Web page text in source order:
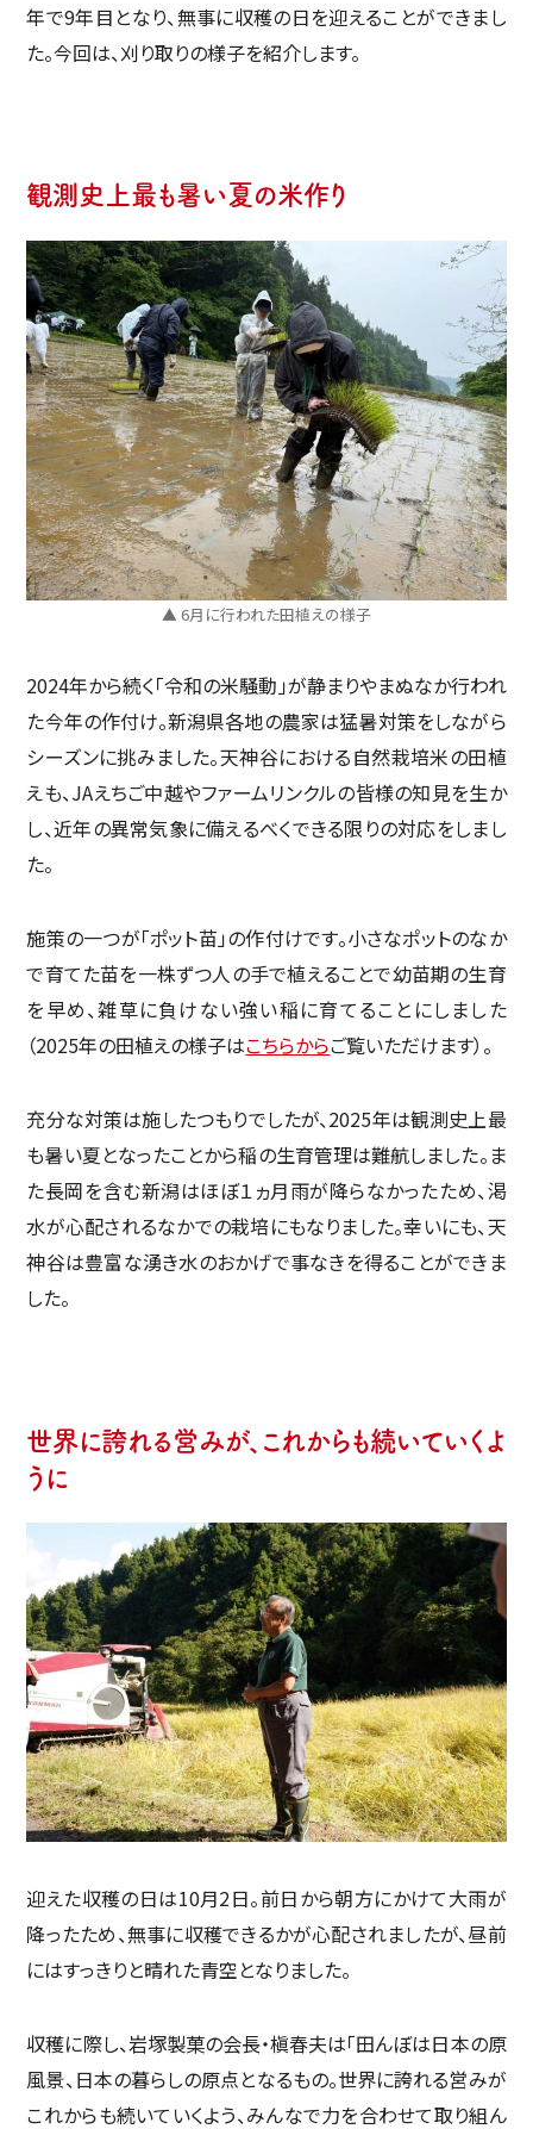
年で9年目となり、無事に収穫の日を迎えることができまし
た。今回は、刈り取りの様子を紹介します。
観測史上最も暑い夏の米作り
▲ 6月に行われた田植えの様子
2024年から続く「令和の米騒動」が静まりやまぬなか行われ
た今年の作付け。新潟県各地の農家は猛暑対策をしながら
シーズンに挑みました。天神谷における自然栽培米の田植
えも、JAえちご中越やファームリンクルの皆様の知見を生か
し、近年の異常気象に備えるべくできる限りの対応をしまし
た。
施策の一つが「ポット苗」の作付けです。小さなポットのなか
で育てた苗を一株ずつ人の手で植えることで幼苗期の生育
を早め、雑草に負けない強い稲に育てることにしました
（2025年の田植えの様子はこちらからご覧いただけます）。
充分な対策は施したつもりでしたが、2025年は観測史上最
も暑い夏となったことから稲の生育管理は難航しました。ま
た長岡を含む新潟はほぼ１ヵ月雨が降らなかったため、渇
水が心配されるなかでの栽培にもなりました。幸いにも、天
神谷は豊富な湧き水のおかげで事なきを得ることができま
した。
世界に誇れる営みが、これからも続いていくよ
うに
迎えた収穫の日は10月2日。前日から朝方にかけて大雨が
降ったため、無事に収穫できるかが心配されましたが、昼前
にはすっきりと晴れた青空となりました。
収穫に際し、岩塚製菓の会長・槇春夫は「田んぼは日本の原
風景、日本の暮らしの原点となるもの。世界に誇れる営みが
これからも続いていくよう、みんなで力を合わせて取り組ん